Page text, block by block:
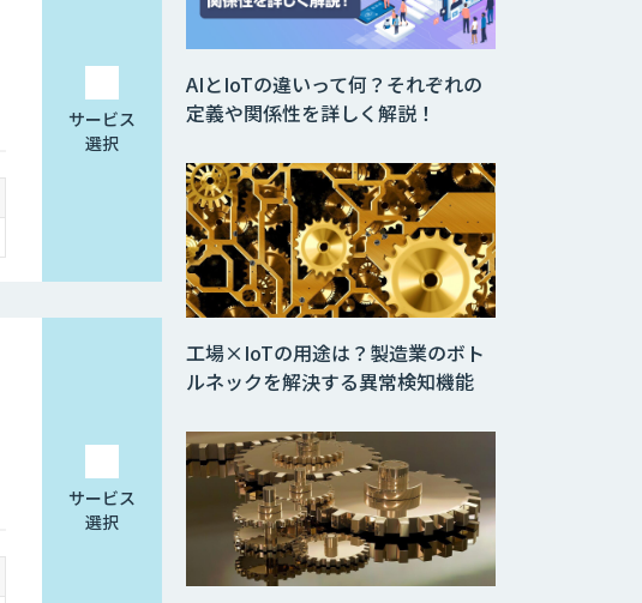
サービス
選択
サービス
選択
AIとIoTの違いって何？それぞれの
定義や関係性を詳しく解説！
工場×IoTの用途は？製造業のボト
ルネックを解決する異常検知機能